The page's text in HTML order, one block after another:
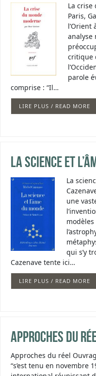
La crise
Paris,
l’Orient
analyse
critique
parole
comprise : “Il…
LIRE PLUS / READ MORE
La science et
La
une
qui s’y
Cazenave tente ici…
LIRE PLUS / READ MORE
Approches du
Approches du réel
“s’est tenu en novembre